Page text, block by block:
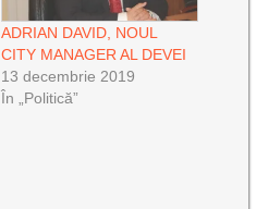
ADRIAN DAVID, NOUL
CITY MANAGER AL DEVEI
13 decembrie 2019
În „Politică”